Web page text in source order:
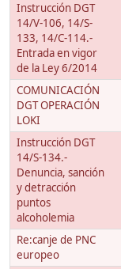
Instrucción DGT
14/V-106, 14/S-
133, 14/C-114.-
Entrada en vigor
de la Ley 6/2014
COMUNICACIÓN
DGT OPERACIÓN
LOKI
Instrucción DGT
14/S-134.-
Denuncia, sanción
y detracción
puntos
alcoholemia
Re:canje de PNC
europeo